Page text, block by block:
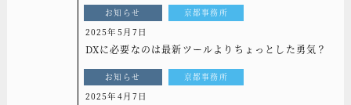
お知らせ 京都事務所
2025年5月7日
DXに必要なのは最新ツールよりちょっとした勇気？
お知らせ 京都事務所
2025年4月7日